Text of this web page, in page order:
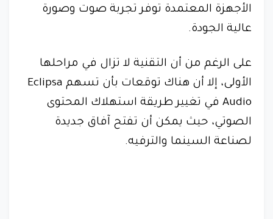
الأجهزة المعتمدة توفر تجربة صوت وصورة
عالية الجودة.
على الرغم من أن التقنية لا تزال في مراحلها
الأولى، إلا أن هناك توقعات بأن تسهم Eclipsa
Audio في تغيير طريقة استهلاك المحتوى
الصوتي، حيث يمكن أن تفتح آفاق جديدة
لصناعة السينما والترفيه.